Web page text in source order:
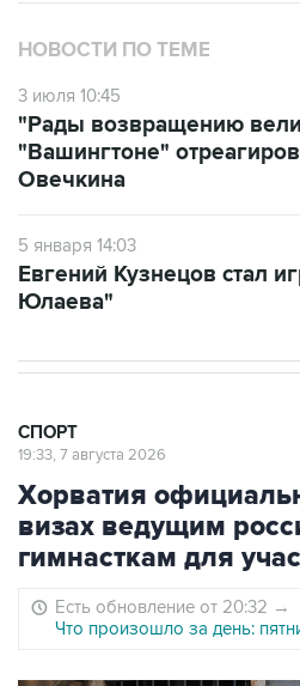
НОВОСТИ ПО ТЕМЕ
3 июля 10:45
"Рады возвращению
"Вашингтоне"
Овечкина
5 января 14:03
Евгений Кузнецов стал
Юлаева"
СПОРТ
19:33, 7 августа 2026
Хорватия
визах ведущим
гимнасткам для
Есть обновление от 20:32 →
Что произошло за день: